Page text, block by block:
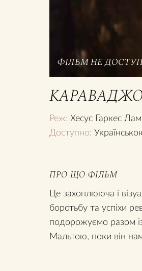
ФІЛЬМ НЕ
Реж: Хесус Гаркес
Доступно:
ПРО ЩО ФІЛЬМ
Це захоплююча і
боротьбу та успіхи
подорожуємо разом
Мальтою, поки він